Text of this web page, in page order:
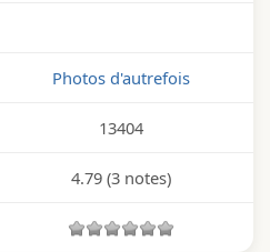
Photos d'autrefois
13404
4.79 (3 notes)